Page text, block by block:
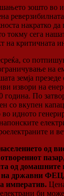
зошто во
накратко
токму сега
на критичната
со
на
земја презеде
извори на
година. По
со вкупен
во идното
и
од
од домашните
на државни
императив.
би